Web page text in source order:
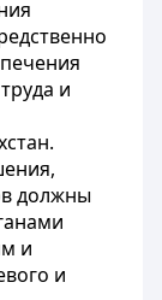
и
должны
и
и